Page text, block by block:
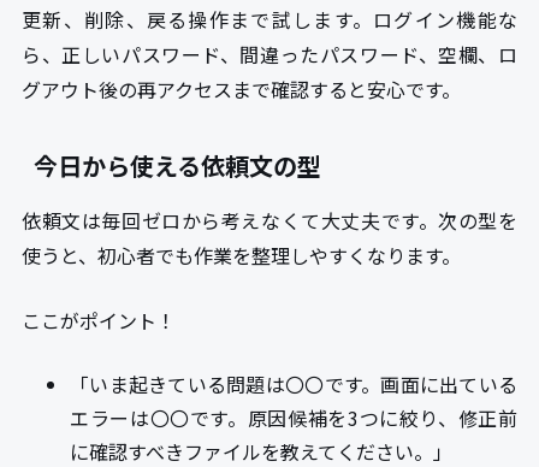
更新、削除、戻る操作まで試します。ログイン機能な
ら、正しいパスワード、間違ったパスワード、空欄、ロ
グアウト後の再アクセスまで確認すると安心です。
今日から使える依頼文の型
依頼文は毎回ゼロから考えなくて大丈夫です。次の型を
使うと、初心者でも作業を整理しやすくなります。
ここがポイント！
「いま起きている問題は〇〇です。画面に出ている
エラーは〇〇です。原因候補を3つに絞り、修正前
に確認すべきファイルを教えてください。」